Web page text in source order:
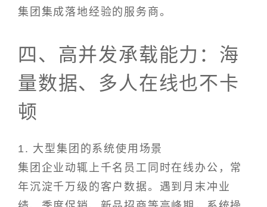
集团集成落地经验的服务商。
四、高并发承载能力：海
量数据、多人在线也不卡
顿
1. 大型集团的系统使用场景
集团企业动辄上千名员工同时在线办公，常
年沉淀千万级的客户数据。遇到月末冲业